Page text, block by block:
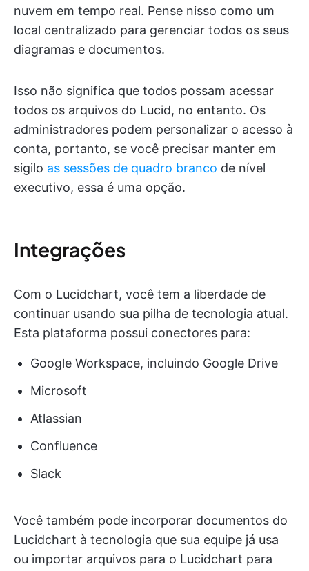
nuvem em tempo real. Pense nisso como um
local centralizado para gerenciar todos os seus
diagramas e documentos.
Isso não significa que todos possam acessar
todos os arquivos do Lucid, no entanto. Os
administradores podem personalizar o acesso à
conta, portanto, se você precisar manter em
sigilo as sessões de quadro branco de nível
executivo, essa é uma opção.
Integrações
Com o Lucidchart, você tem a liberdade de
continuar usando sua pilha de tecnologia atual.
Esta plataforma possui conectores para:
Google Workspace, incluindo Google Drive
Microsoft
Atlassian
Confluence
Slack
Você também pode incorporar documentos do
Lucidchart à tecnologia que sua equipe já usa
ou importar arquivos para o Lucidchart para